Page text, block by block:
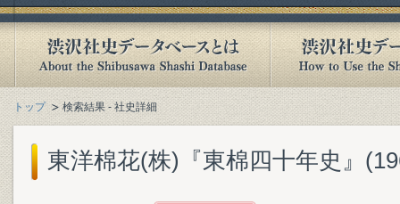
トップ 検索結果 - 社史詳細
東洋棉花(株)『東棉四十年史』